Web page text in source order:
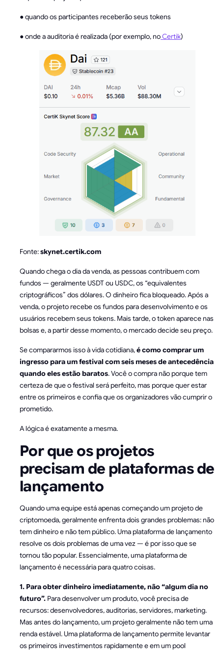
● quando os participantes receberão seus tokens
● onde a auditoria é realizada (por exemplo, noCertik)
Fonte:skynet.certik.com
Quando chega o dia da venda, as pessoas contribuem com
fundos — geralmente USDT ou USDC, os “equivalentes
criptográficos” dos dólares. O dinheiro fica bloqueado. Após a
venda, o projeto recebe os fundos para desenvolvimento e os
usuários recebem seus tokens. Mais tarde, o token aparece nas
bolsas e, a partir desse momento, o mercado decide seu preço.
Se compararmos isso à vida cotidiana,é como comprar um
ingresso para um festival com seis meses de antecedência
quando eles estão baratos. Você o compra não porque tem
certeza de que o festival será perfeito, mas porque quer estar
entre os primeiros e confia que os organizadores vão cumprir o
prometido.
A lógica é exatamente a mesma.
Por que os projetos
precisam de plataformas de
lançamento
Quando uma equipe está apenas começando um projeto de
criptomoeda, geralmente enfrenta dois grandes problemas: não
tem dinheiro e não tem público. Uma plataforma de lançamento
resolve os dois problemas de uma vez — é por isso que se
tornou tão popular. Essencialmente, uma plataforma de
lançamento é necessária para quatro coisas.
1. Para obter dinheiro imediatamente, não “algum dia no
futuro”. Para desenvolver um produto, você precisa de
recursos: desenvolvedores, auditorias, servidores, marketing.
Mas antes do lançamento, um projeto geralmente não tem uma
renda estável. Uma plataforma de lançamento permite levantar
os primeiros investimentos rapidamente e em um pool